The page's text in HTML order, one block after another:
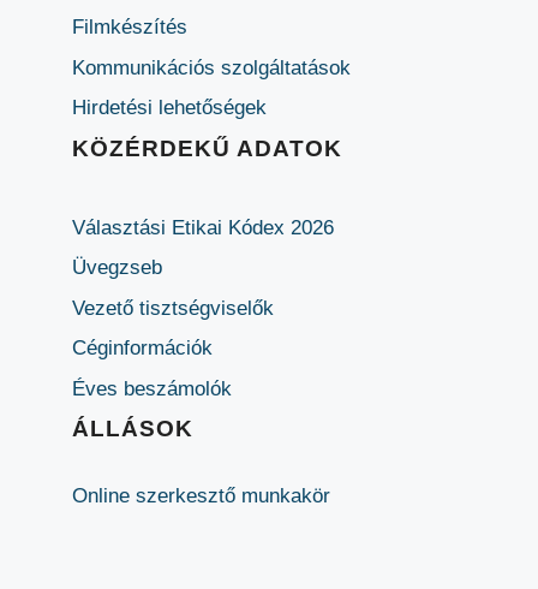
Filmkészítés
Kommunikációs szolgáltatások
Hirdetési lehetőségek
KÖZÉRDEKŰ ADATOK
Választási Etikai Kódex 2026
Üvegzseb
Vezető tisztségviselők
Céginformációk
Éves beszámolók
ÁLLÁSOK
Online szerkesztő munkakör